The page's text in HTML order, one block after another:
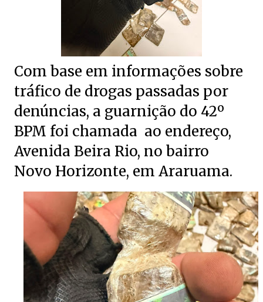
Com base em informações sobre
tráfico de drogas passadas por
denúncias, a guarnição do 42º
BPM foi chamada ao endereço,
Avenida Beira Rio, no bairro
Novo Horizonte, em Araruama.